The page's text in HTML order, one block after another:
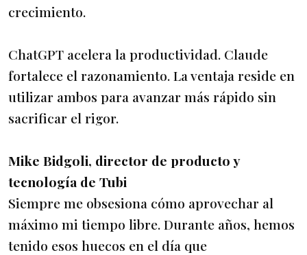
crecimiento.
ChatGPT acelera la productividad. Claude
fortalece el razonamiento. La ventaja reside en
utilizar ambos para avanzar más rápido sin
sacrificar el rigor.
Mike Bidgoli, director de producto y
tecnología de Tubi
Siempre me obsesiona cómo aprovechar al
máximo mi tiempo libre. Durante años, hemos
tenido esos huecos en el día que